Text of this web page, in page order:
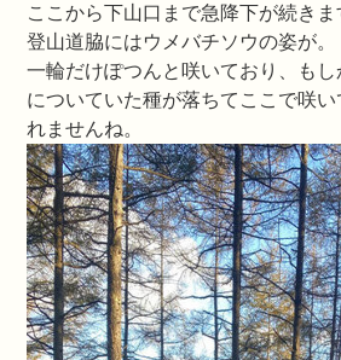
ここから下山口まで急降下が続きま
登山道脇にはウメバチソウの姿が。
一輪だけぽつんと咲いており、も
についていた種が落ちてここで咲
れませんね。